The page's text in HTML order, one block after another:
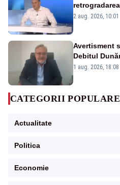
catastrofă
2 aug. 2026, 10:01
Avertisment
Debitul
Cernavodă
1 aug. 2026, 18:08
CATEGORII POPULARE
Actualitate
Politica
Economie